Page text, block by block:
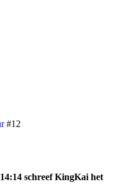
#12
schreef KingKai het